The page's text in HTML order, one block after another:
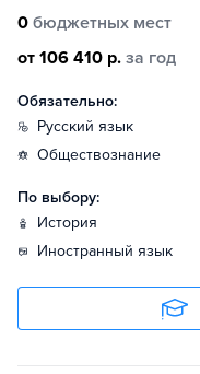
0 бюджетных мест
от 106 410 р. за год
Обязательно:
русский язык
обществознание
По выбору:
история
иностранный язык